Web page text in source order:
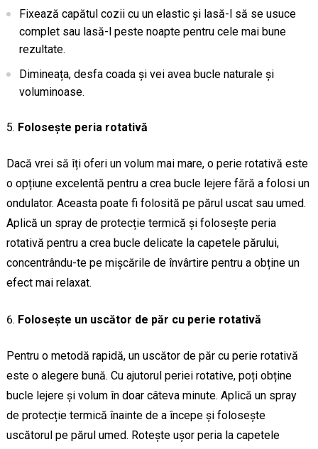
Fixează capătul cozii cu un elastic și lasă-l să se usuce
complet sau lasă-l peste noapte pentru cele mai bune
rezultate.
Dimineața, desfa coada și vei avea bucle naturale și
voluminoase.
Folosește peria rotativă
Dacă vrei să îți oferi un volum mai mare, o perie rotativă este
o opțiune excelentă pentru a crea bucle lejere fără a folosi un
ondulator. Aceasta poate fi folosită pe părul uscat sau umed.
Aplică un spray de protecție termică și folosește peria
rotativă pentru a crea bucle delicate la capetele părului,
concentrându-te pe mișcările de învârtire pentru a obține un
efect mai relaxat.
Folosește un uscător de păr cu perie rotativă
Pentru o metodă rapidă, un uscător de păr cu perie rotativă
este o alegere bună. Cu ajutorul periei rotative, poți obține
bucle lejere și volum în doar câteva minute. Aplică un spray
de protecție termică înainte de a începe și folosește
uscătorul pe părul umed. Rotește ușor peria la capetele